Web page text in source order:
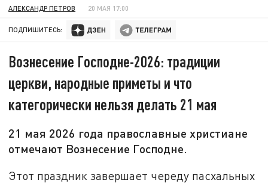
АЛЕКСАНДР ПЕТРОВ 20 МАЯ 17:00
ПОДПИШИТЕСЬ:
Вознесение Господне-2026: традиции
церкви, народные приметы и что
категорически нельзя делать 21 мая
21 мая 2026 года православные христиане
отмечают Вознесение Господне.
Этот праздник завершает череду пасхальных